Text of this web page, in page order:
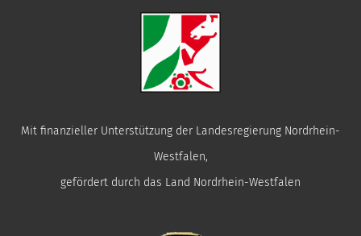
Mit finanzieller Unterstützung der Landesregierung Nordrhein-
Westfalen,
gefördert durch das Land Nordrhein-Westfalen